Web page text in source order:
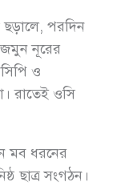
ছড়ালে, পরদিন
নূরের
ও
রাতেই ওসি
মব ধরনের
ছাত্র সংগঠন।